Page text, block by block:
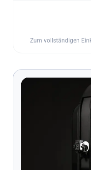
Zum vollständigen